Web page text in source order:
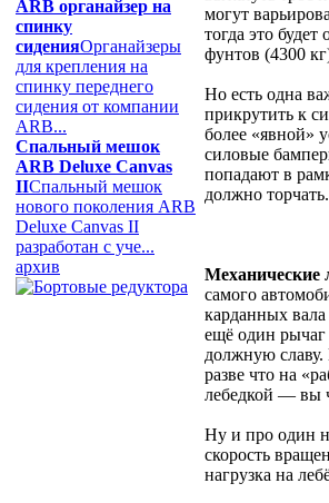
ARB органайзер на
спинку
сиденияОрганайзеры
для крепления на
спинку переднего
сидения от компании
ARB...
Спальный мешок
ARB Deluxe Canvas
IIСпальный мешок
нового поколения ARB
Deluxe Canvas II
разработан с уче...
архив
могут
тогда это
фунтов (4300
Но есть одна
прикрутить к
более «явной»
силовые
попадают в
должно торчать.
Механические
самого
карданных
ещё один
должную славу.
разве что на
лебедкой — вы
Ну и про один
скорость
нагрузка на